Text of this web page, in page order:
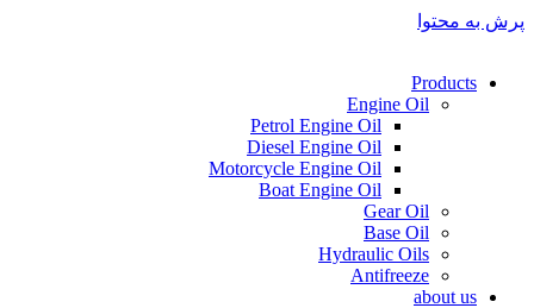
پرش به محتوا
Products
Engine Oil
Petrol Engine Oil
Diesel Engine Oil
Motorcycle Engine Oil
Boat Engine Oil
Gear Oil
Base Oil
Hydraulic Oils
Antifreeze
about us